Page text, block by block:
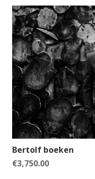
Bertolf boeken
€3,750.00